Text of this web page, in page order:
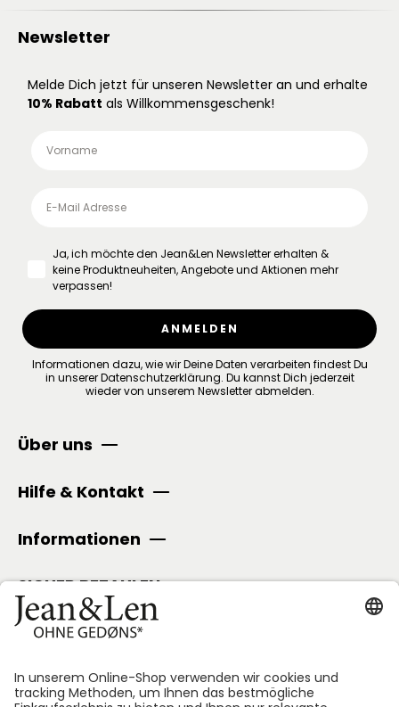
Newsletter
Melde Dich jetzt für unseren Newsletter an und erhalte
10% Rabatt als Willkommensgeschenk!
Ja, ich möchte den Jean&Len Newsletter erhalten &
keine Produktneuheiten, Angebote und Aktionen mehr
verpassen!
ANMELDEN
Informationen dazu, wie wir Deine Daten verarbeiten findest Du
in unsererDatenschutzerklärung. Du kannst Dich jederzeit
wieder von unserem Newsletter abmelden.
Über uns
Hilfe & Kontakt
Informationen
SICHER BEZAHLEN